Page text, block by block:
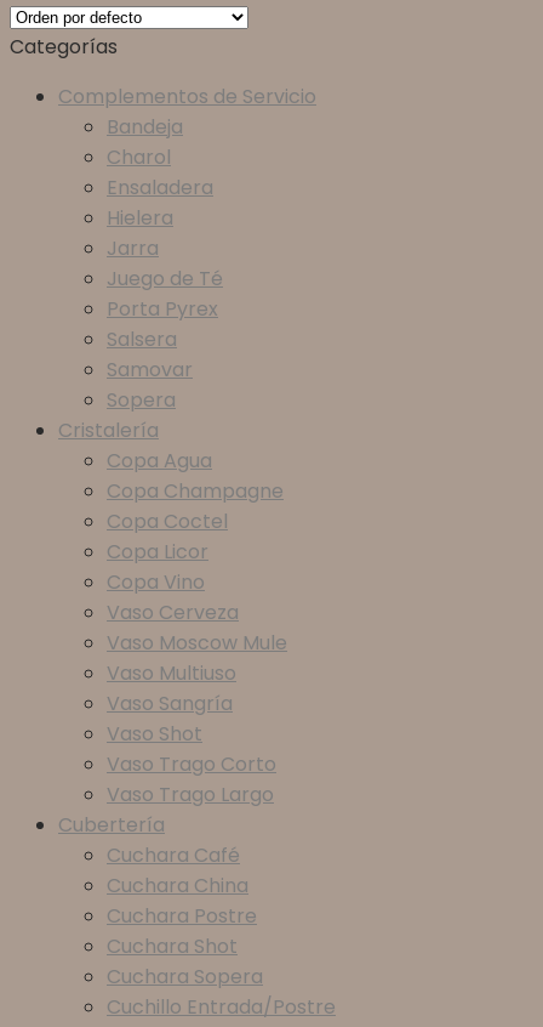
Categorías
Complementos de Servicio
Bandeja
Charol
Ensaladera
Hielera
Jarra
Juego de Té
Porta Pyrex
Salsera
Samovar
Sopera
Cristalería
Copa Agua
Copa Champagne
Copa Coctel
Copa Licor
Copa Vino
Vaso Cerveza
Vaso Moscow Mule
Vaso Multiuso
Vaso Sangría
Vaso Shot
Vaso Trago Corto
Vaso Trago Largo
Cubertería
Cuchara Café
Cuchara China
Cuchara Postre
Cuchara Shot
Cuchara Sopera
Cuchillo Entrada/Postre